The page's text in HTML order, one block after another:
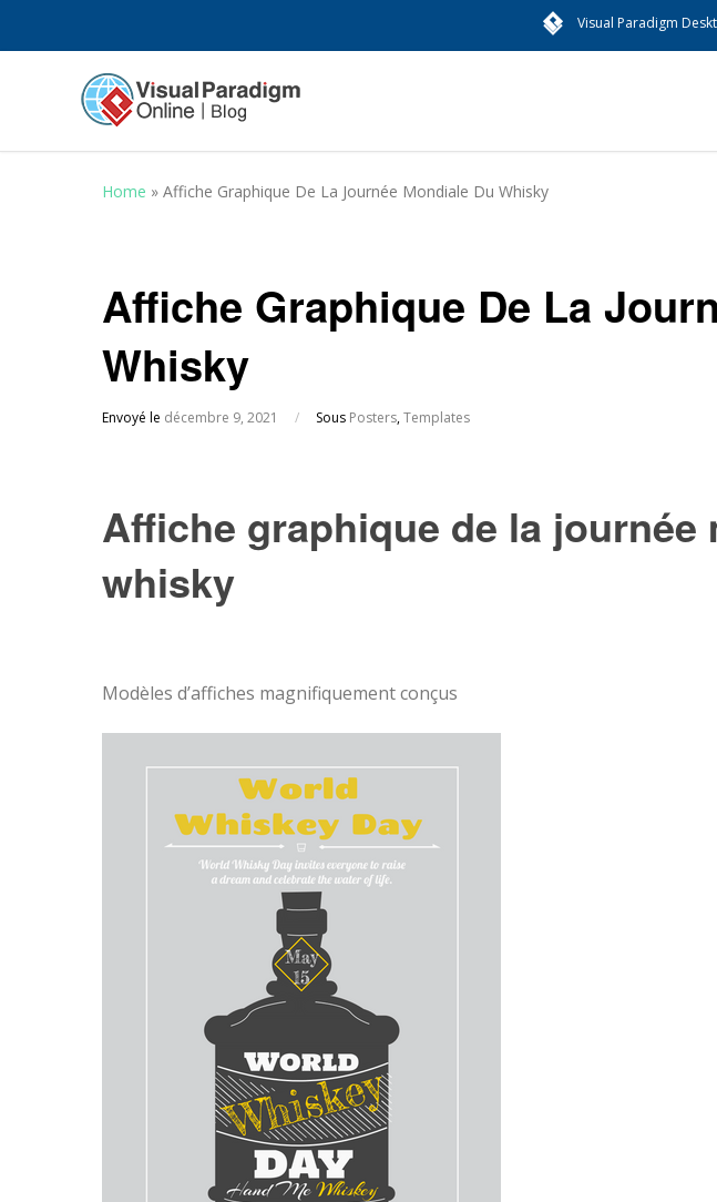
Visual Paradigm
Home » Affiche Graphique De La Journée Mondiale Du Whisky
Affiche Graphique De La
Whisky
Envoyé le décembre 9, 2021 / Sous Posters,Templates
Affiche graphique de la journée
whisky
Modèles d’affiches magnifiquement conçus